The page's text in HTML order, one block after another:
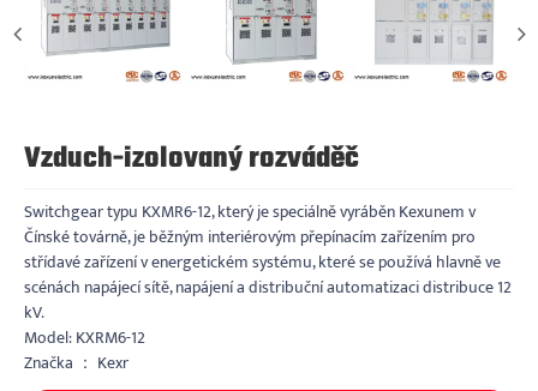
Vzduch-izolovaný rozváděč
Switchgear typu KXMR6-12, který je speciálně vyráběn Kexunem v
Čínské továrně, je běžným interiérovým přepínacím zařízením pro
střídavé zařízení v energetickém systému, které se používá hlavně ve
scénách napájecí sítě, napájení a distribuční automatizaci distribuce 12
kV.
Model: KXRM6-12
Značka ： Kexr